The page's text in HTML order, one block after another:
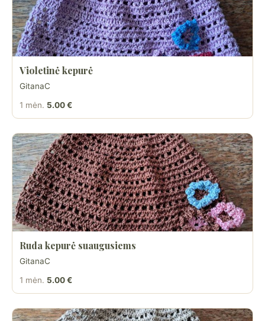
Violetinė kepurė
GitanaC
1 mėn. 5.00 €
Ruda kepurė suaugusiems
GitanaC
1 mėn. 5.00 €